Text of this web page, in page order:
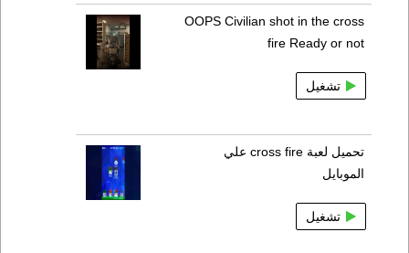
OOPS Civilian shot in the cross
fire Ready or not
تشغيل
تحميل لعبة cross fire علي
الموبايل
تشغيل